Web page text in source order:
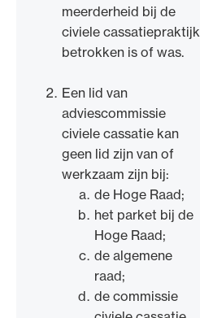
meerderheid bij de
civiele cassatiepraktijk
betrokken is of was.
Een lid van
adviescommissie
civiele cassatie kan
geen lid zijn van of
werkzaam zijn bij:
de Hoge Raad;
het parket bij de
Hoge Raad;
de algemene
raad;
de commissie